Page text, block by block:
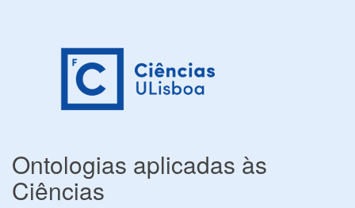
Ontologias aplicadas às
Ciências